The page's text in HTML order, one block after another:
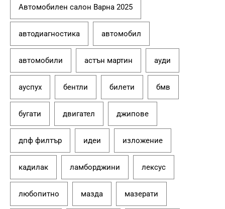
Автомобилен салон Варна 2025
автодиагностика автомобил
автомобили астън мартин ауди
ауспух бентли билети бмв
бугати двигател джипове
дпф филтър идеи изложение
кадилак ламборджини лексус
любопитно мазда мазерати